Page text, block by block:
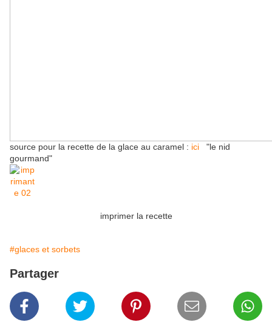
source pour la recette de la glace au caramel : ici "le nid
gourmand"
imprimer la recette
#glaces et sorbets
Partager